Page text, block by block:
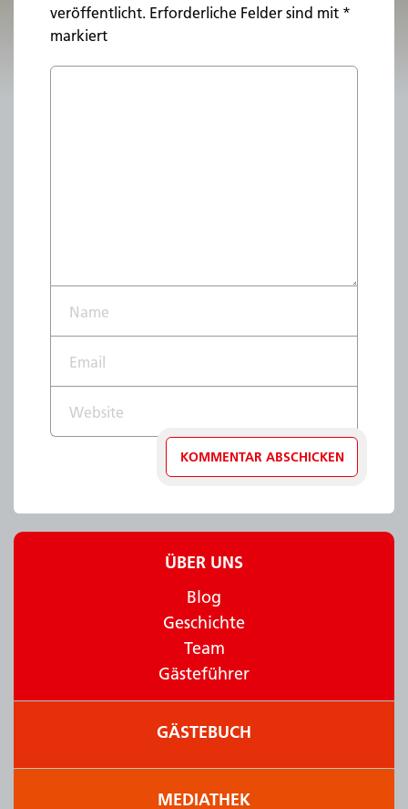
veröffentlicht. Erforderliche Felder sind mit *
markiert
ÜBER UNS
Blog
Geschichte
Team
Gästeführer
GÄSTEBUCH
MEDIATHEK